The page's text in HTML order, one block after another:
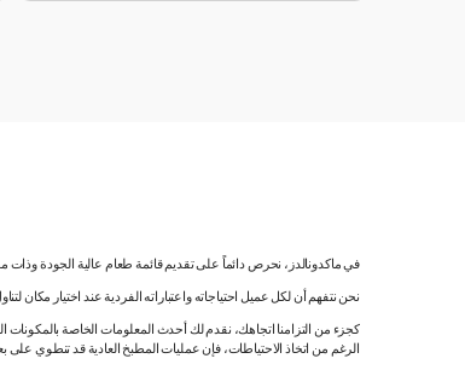
في ماكدونالدز، نحرص دائماً على تقديم قائمة طعام عالية الجودة وذات
نحن نتفهم أن لكل عميل احتياجاته واعتباراته الفردية عند اختيار مكان
كجزء من التزامنا اتجاهك، نقدم لك أحدث المعلومات الخاصة بالمكونات
الرغم من اتخاذ الاحتياطات، فإن عمليات المطبخ العادية قد تنطوي